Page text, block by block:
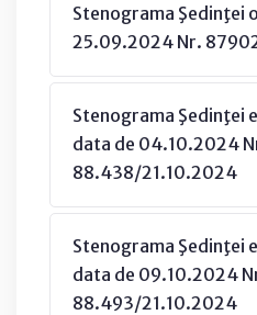
Stenograma Şedinţei
25.09.2024 Nr.
Stenograma Şedinţei
data de 04.10.2024
88.438/21.10.2024
Stenograma Şedinţei
data de 09.10.2024
88.493/21.10.2024